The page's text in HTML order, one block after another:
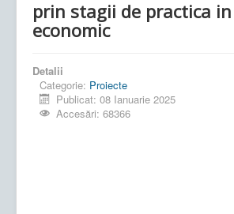
prin stagii de practica
economic
Detalii
Categorie: Proiecte
Publicat: 08 Ianuarie 2025
Accesări: 68366